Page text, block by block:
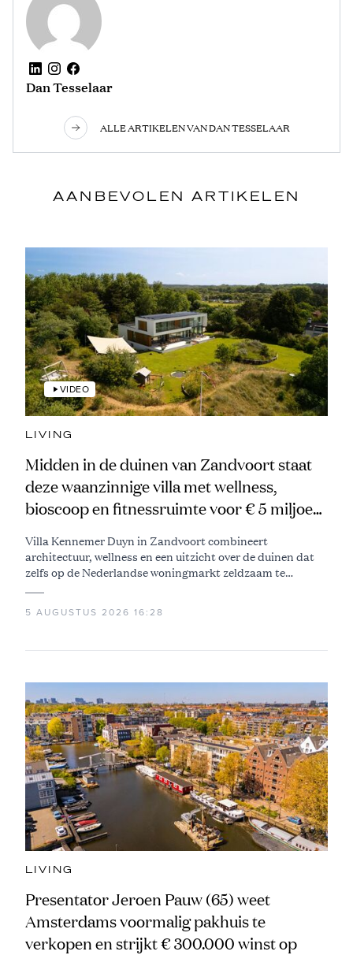
Dan Tesselaar
ALLE ARTIKELEN VAN DAN TESSELAAR
AANBEVOLEN ARTIKELEN
VIDEO
LIVING
Midden in de duinen van Zandvoort staat
deze waanzinnige villa met wellness,
bioscoop en fitnessruimte voor € 5 miljoen
Villa Kennemer Duyn in Zandvoort combineert
architectuur, wellness en een uitzicht over de duinen dat
zelfs op de Nederlandse woningmarkt zeldzaam te
5 AUGUSTUS 2026 16:28
LIVING
Presentator Jeroen Pauw (65) weet
Amsterdams voormalig pakhuis te
verkopen en strijkt € 300.000 winst op